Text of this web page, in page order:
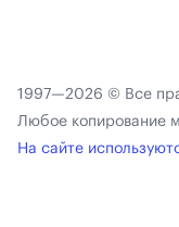
1997—2026 © Все
Любое копирование
На сайте